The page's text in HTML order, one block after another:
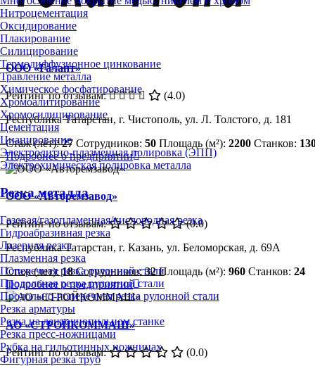
Нитроцементация
Оксидирование
Плакирование
Силицирование
Термодиффузионное цинкование
Травление металла
Химическое фосфатирование
Хромоалитирование
Хромосилицирование
Цементация
Цианирование
Электролитно-плазменная полировка (ЭПП)
Электрохимическая полировка металла
Резка металла
Газовая/газопламенная/кислородная резка
Гидроабразивная резка
Лазерная резка
Плазменная резка
Поперечная резка рулонной стали
Продольная резка рулонной стали
Продольно-поперечная резка рулонной стали
Резка арматуры
Резка на ленточнопильном станке
Резка пресс-ножницами
Рубка на гильотинных ножницах
Фигурная резка труб
ООО «Галант»
Рейтинг по отзывам:
(4.0)
Республика Татарстан, г. Чистополь, ул. Л. Толстого, д. 181
Стаж (лет):27 Сотрудников: 50 Площадь (м²): 2200 Станков:
Подробнее о предприятии
ООО «Авторемзавод»
Рейтинг по отзывам:
(0.0)
Республика Татарстан, г. Казань, ул. Беломорская, д. 69А
Стаж (лет):18 Сотрудников:32 Площадь (м²): 960 Станков: 24
Подробнее о предприятии
АО «СТРОЙКОММАШ»
Рейтинг по отзывам:
(0.0)